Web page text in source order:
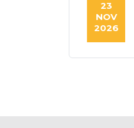
23
NOV
2026